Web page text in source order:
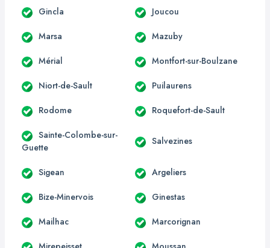
Gincla Joucou
Marsa Mazuby
Mérial Montfort-sur-Boulzane
Niort-de-Sault Puilaurens
Rodome Roquefort-de-Sault
Sainte-Colombe-sur-
Guette
Salvezines
Sigean Argeliers
Bize-Minervois Ginestas
Mailhac Marcorignan